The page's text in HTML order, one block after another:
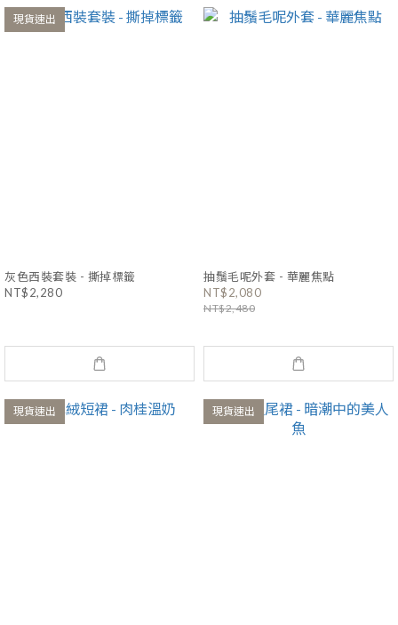
現貨速出
灰色西裝套裝 - 撕掉標籤
NT$2,280
抽鬚毛呢外套 - 華麗焦點
NT$2,080
NT$2,480
現貨速出 現貨速出